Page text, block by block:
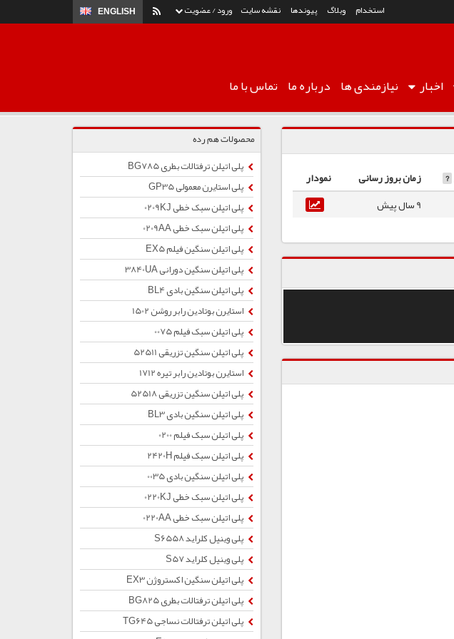
ورود / عضویت ENGLISH استخدام وبلاگ پیوندها نقشه سایت
اخبار نیازمندی ها درباره ما تماس با ما
? زمان بروز رسانی
نمودار
9 سال پیش
محصولات هم رده
پلی اتیلن ترفتالات بطری BG785
پلی استایرن معمولی GP35
پلی اتیلن سبک خطی 0209KJ
پلی اتیلن سبک خطی 0209AA
پلی اتیلن سنگین فیلم EX5
پلی اتیلن سنگین دورانی 3840UA
پلی اتیلن سنگین بادی BL4
استایرن بوتادین رابر روشن 1502
پلی اتیلن سبک فیلم 0075
پلی اتیلن سنگین تزریقی 52511
استایرن بوتادین رابر تیره 1712
پلی اتیلن سنگین تزریقی 52518
پلی اتیلن سنگین بادی BL3
پلی اتیلن سبک فیلم 0200
پلی اتیلن سبک فیلم 2420H
پلی اتیلن سنگین بادی 0035
پلی اتیلن سبک خطی 0220KJ
پلی اتیلن سبک خطی 0220AA
پلی وینیل کلراید S6558
پلی وینیل کلراید S57
پلی اتیلن سنگین اکستروژن EX3
پلی اتیلن ترفتالات بطری BG825
پلی اتیلن ترفتالات نساجی TG645